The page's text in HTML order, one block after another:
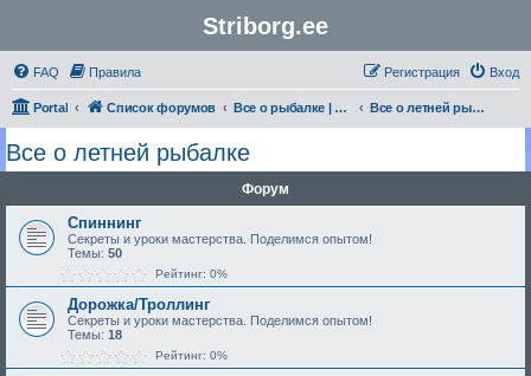
Striborg.ee
FAQ Правила Вход
Регистрация
Portal Список форумов Все о рыбалке | Секреты Мастерства Все о летней рыбалке
Все о летней рыбалке
Форум
Спиннинг
Секреты и уроки мастерства. Поделимся опытом!
Темы: 50
Рейтинг: 0%
Дорожка/Троллинг
Секреты и уроки мастерства. Поделимся опытом!
Темы: 18
Рейтинг: 0%